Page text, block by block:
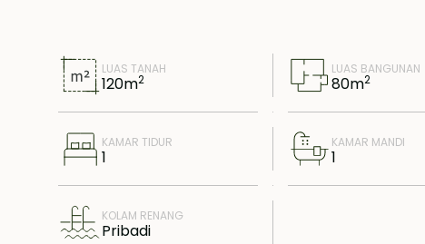
LUAS TANAH
120m2
LUAS BANGUNAN
80m2
KAMAR TIDUR
1
KAMAR MANDI
1
KOLAM RENANG
Pribadi